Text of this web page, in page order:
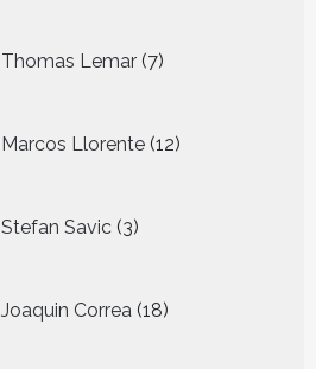
Thomas Lemar 7
producten
Marcos Llorente 12
producten
Stefan Savic 3
producten
Joaquin Correa 18
producten